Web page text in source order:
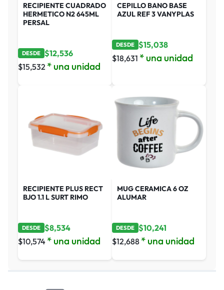
RECIPIENTE CUADRADO
HERMETICO N2 645ML
PERSAL
DESDE $12,536
$15,532 * una unidad
CEPILLO BANO BASE
AZUL REF 3 VANYPLAS
DESDE $15,038
$18,631 * una unidad
RECIPIENTE PLUS RECT
BJO 1.1 L SURT RIMO
DESDE $8,534
$10,574 * una unidad
MUG CERAMICA 6 OZ
ALUMAR
DESDE $10,241
$12,688 * una unidad